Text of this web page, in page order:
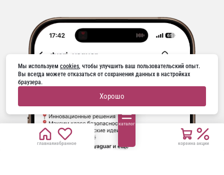
главнаяизбранное
каталог
корзина акции
Мы используем cookies, чтобы улучшить ваш пользовательский опыт.
Вы всегда можете отказаться от сохранения данных в настройках
браузера.
Хорошо